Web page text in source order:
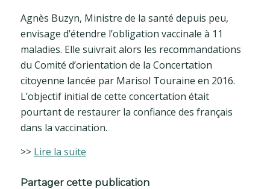
Agnès Buzyn, Ministre de la santé depuis peu,
envisage d’étendre l’obligation vaccinale à 11
maladies. Elle suivrait alors les recommandations
du Comité d’orientation de la Concertation
citoyenne lancée par Marisol Touraine en 2016.
L’objectif initial de cette concertation était
pourtant de restaurer la confiance des français
dans la vaccination.
>> Lire la suite
Partager cette publication